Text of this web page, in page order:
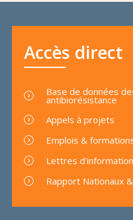
Accès direct
Base de données
antibiorésistance
Appels à projets
Emplois &
Lettres d'information
Rapport Nationaux